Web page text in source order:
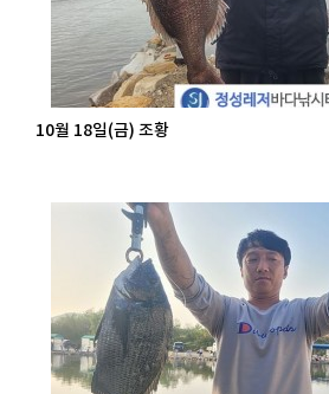
10월 18일(금) 조황